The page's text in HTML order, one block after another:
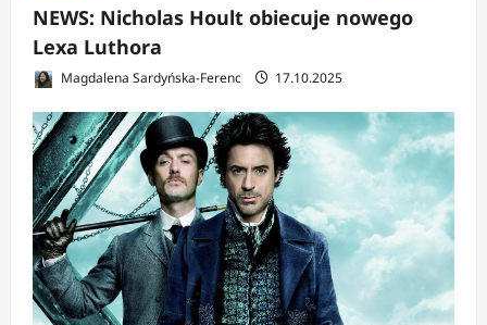
NEWS: Nicholas Hoult obiecuje nowego
Lexa Luthora
Magdalena Sardyńska-Ferenc 17.10.2025